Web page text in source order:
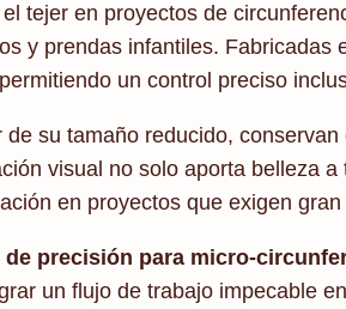
tejer en proyectos de
y prendas infantiles. Fabricadas
un control preciso
de su tamaño reducido,
visual no solo aporta belleza
en proyectos que exigen
de precisión para micro-
un flujo de trabajo impecable